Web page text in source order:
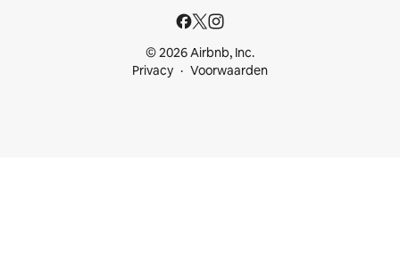
© 2026 Airbnb, Inc.
Privacy
Voorwaarden